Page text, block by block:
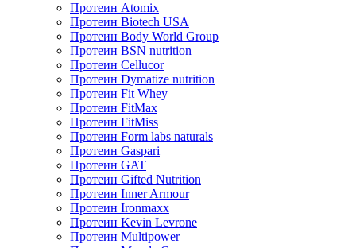
Протеин Atomix
Протеин Biotech USA
Протеин Body World Group
Протеин BSN nutrition
Протеин Cellucor
Протеин Dymatize nutrition
Протеин Fit Whey
Протеин FitMax
Протеин FitMiss
Протеин Form labs naturals
Протеин Gaspari
Протеин GAT
Протеин Gifted Nutrition
Протеин Inner Armour
Протеин Ironmaxx
Протеин Kevin Levrone
Протеин Multipower